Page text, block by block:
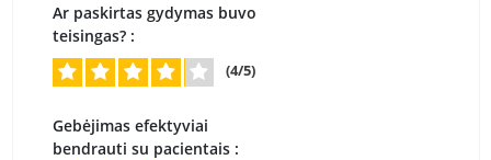
Ar paskirtas gydymas buvo
teisingas? :
(4/5)
Gebėjimas efektyviai
bendrauti su pacientais :